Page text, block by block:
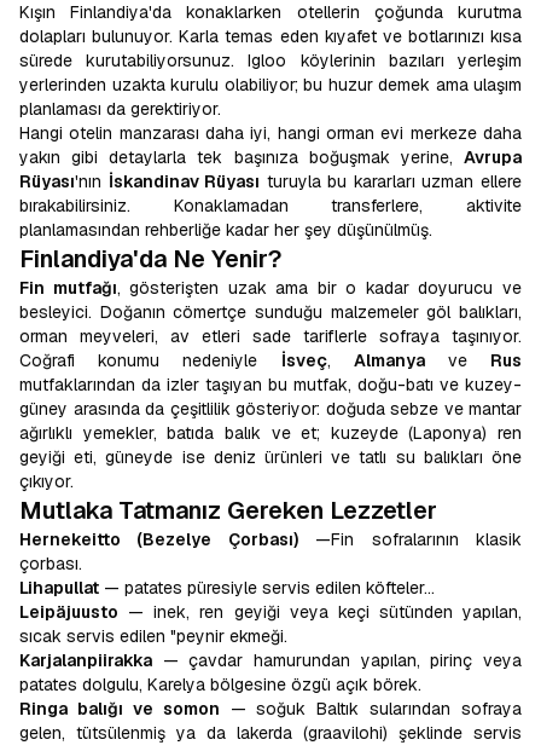
Kışın Finlandiya'da konaklarken otellerin çoğunda kurutma
dolapları bulunuyor. Karla temas eden kıyafet ve botlarınızı kısa
sürede kurutabiliyorsunuz. Igloo köylerinin bazıları yerleşim
yerlerinden uzakta kurulu olabiliyor; bu huzur demek ama ulaşım
planlaması da gerektiriyor.
Hangi otelin manzarası daha iyi, hangi orman evi merkeze daha
yakın gibi detaylarla tek başınıza boğuşmak yerine, Avrupa
Rüyası'nın İskandinav Rüyası turuyla bu kararları uzman ellere
bırakabilirsiniz. Konaklamadan transferlere, aktivite
planlamasından rehberliğe kadar her şey düşünülmüş.
Finlandiya'da Ne Yenir?
Fin mutfağı, gösterişten uzak ama bir o kadar doyurucu ve
besleyici. Doğanın cömertçe sunduğu malzemeler göl balıkları,
orman meyveleri, av etleri sade tariflerle sofraya taşınıyor.
Coğrafi konumu nedeniyle İsveç, Almanyave Rus
mutfaklarından da izler taşıyan bu mutfak, doğu-batı ve kuzey-
güney arasında da çeşitlilik gösteriyor: doğuda sebze ve mantar
ağırlıklı yemekler, batıda balık ve et; kuzeyde (Laponya) ren
geyiği eti, güneyde ise deniz ürünleri ve tatlı su balıkları öne
çıkıyor.
Mutlaka Tatmanız Gereken Lezzetler
Hernekeitto (Bezelye Çorbası)—Fin sofralarının klasik
çorbası.
Lihapullat — patates püresiyle servis edilen köfteler…
Leipäjuusto — inek, ren geyiği veya keçi sütünden yapılan,
sıcak servis edilen "peynir ekmeği.
Karjalanpiirakka — çavdar hamurundan yapılan, pirinç veya
patates dolgulu, Karelya bölgesine özgü açık börek.
Ringa balığı ve somon — soğuk Baltık sularından sofraya
gelen, tütsülenmiş ya da lakerda (graavilohi) şeklinde servis